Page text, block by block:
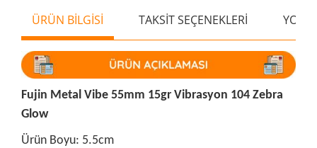
ÜRÜN BİLGİSİ TAKSİT SEÇENEKLERİ
Fujin Metal Vibe 55mm 15gr Vibrasyon 104 Zebra
Glow
Ürün Boyu: 5.5cm